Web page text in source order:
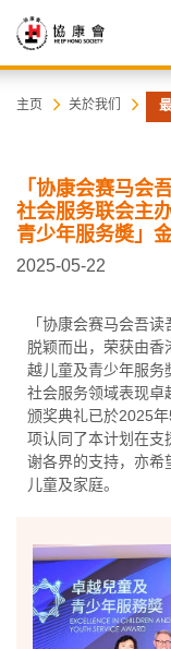
协
会
主页 关於我们
「协康会赛马会
社会服务联会主
青少年服务奬」
2025-05-22
「协康会赛马会吾
脱颖而出，荣获由
越儿童及青少年服务
社会服务领域表现卓
颁奖典礼已於2025
项认同了本计划在支
谢各界的支持，亦希
儿童及家庭。